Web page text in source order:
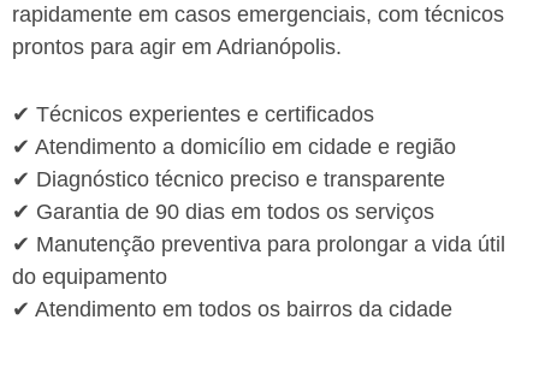
rapidamente em casos emergenciais, com técnicos
prontos para agir em Adrianópolis.
✔ Técnicos experientes e certificados
✔ Atendimento a domicílio em cidade e região
✔ Diagnóstico técnico preciso e transparente
✔ Garantia de 90 dias em todos os serviços
✔ Manutenção preventiva para prolongar a vida útil
do equipamento
✔ Atendimento em todos os bairros da cidade